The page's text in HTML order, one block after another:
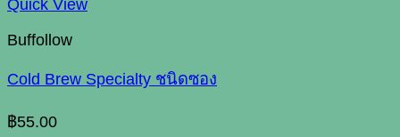
Buffollow
Cold Brew Specialty ชนิดซอง
฿55.00